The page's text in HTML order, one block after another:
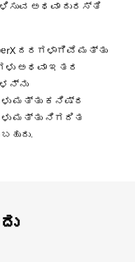
ಅಥವಾ ದುರಸ್ತಿ
ದರಗಳಾಗಿವೆ ಮತ್ತು
ಅಥವಾ ಇತರ
ಮತ್ತು ಕನಿಷ್ಠ
ಮತ್ತು ನಿಗದಿತ